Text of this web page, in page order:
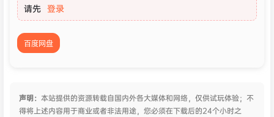
请先 登录
百度网盘
声明： 本站提供的资源转载自国内外各大媒体和网络，仅供试玩体验；不
得将上述内容用于商业或者非法用途，您必须在下载后的24个小时之